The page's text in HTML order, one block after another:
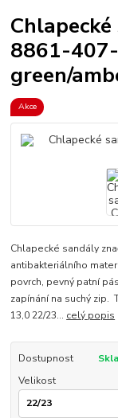
8861-
green/
Akce
Chlapecké sandály
antibakteriálního
povrch, pevný patní
zapínání na suchý zip.
13,0 22/23... celý popis
Dostupnost
Velikost